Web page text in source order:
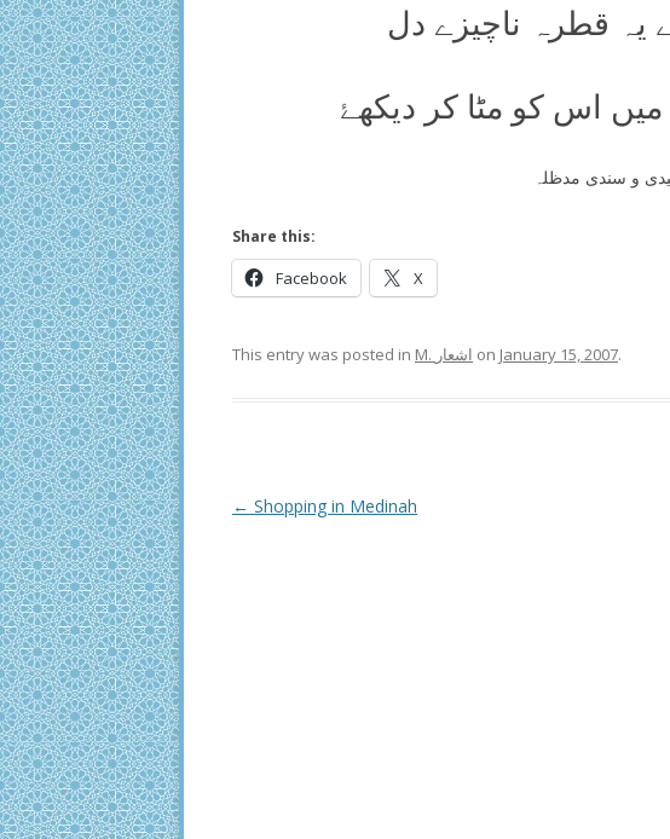
یہ قطرہ ناچیزے دل
اس کو مٹا کر دیکھۓ
و سندی مدظلہ
Share this:
Facebook X
This entry was posted in M. اشعار on January 15, 2007.
Post
← Shopping in Medinah